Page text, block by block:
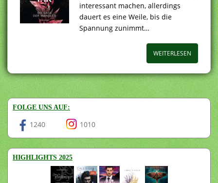
interessant machen, allerdings
dauert es eine Weile, bis die
Spannung zunimmt…
WEITERLESEN
FOLGE UNS AUF:
1240 1010
HIGHLIGHTS 2025